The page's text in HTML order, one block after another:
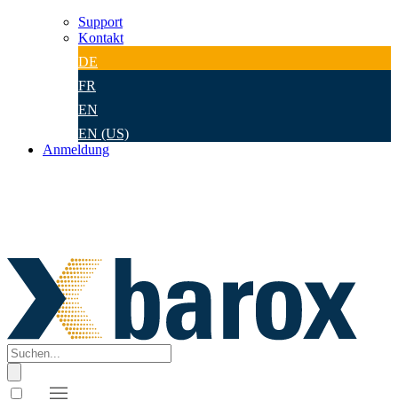
Support
Kontakt
DE
FR
EN
EN (US)
Anmeldung